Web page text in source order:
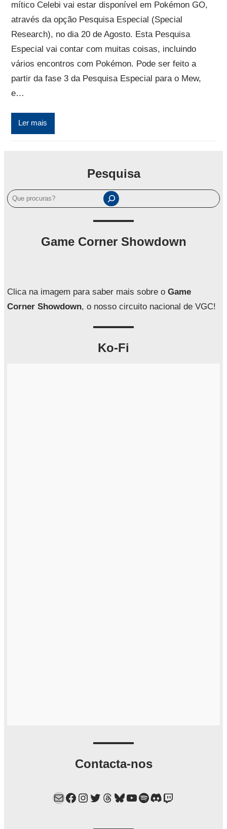
mítico Celebi vai estar disponível em Pokémon GO,
através da opção Pesquisa Especial (Special
Research), no dia 20 de Agosto. Esta Pesquisa
Especial vai contar com muitas coisas, incluindo
vários encontros com Pokémon. Pode ser feito a
partir da fase 3 da Pesquisa Especial para o Mew,
e…
Ler mais
Pesquisa
P
e
a
Game Corner Showdown
Clica na imagem para saber mais sobre o Game
Corner Showdown, o nosso circuito nacional de VGC!
Ko-Fi
Contacta-nos
Mail Facebook Instagram Twitter Threads Bluesky YouTube Spotify Discord Twitch